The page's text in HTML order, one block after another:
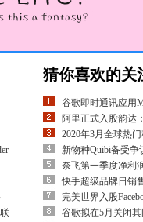
猜你喜欢的关
谷歌即时通讯应用
阿里正式入股韵达
2020年3月全球热
新物种Quibi备受争
奈飞第一季度净利
快手超级品牌日销
完美世界入股
谷歌拟在5月关闭